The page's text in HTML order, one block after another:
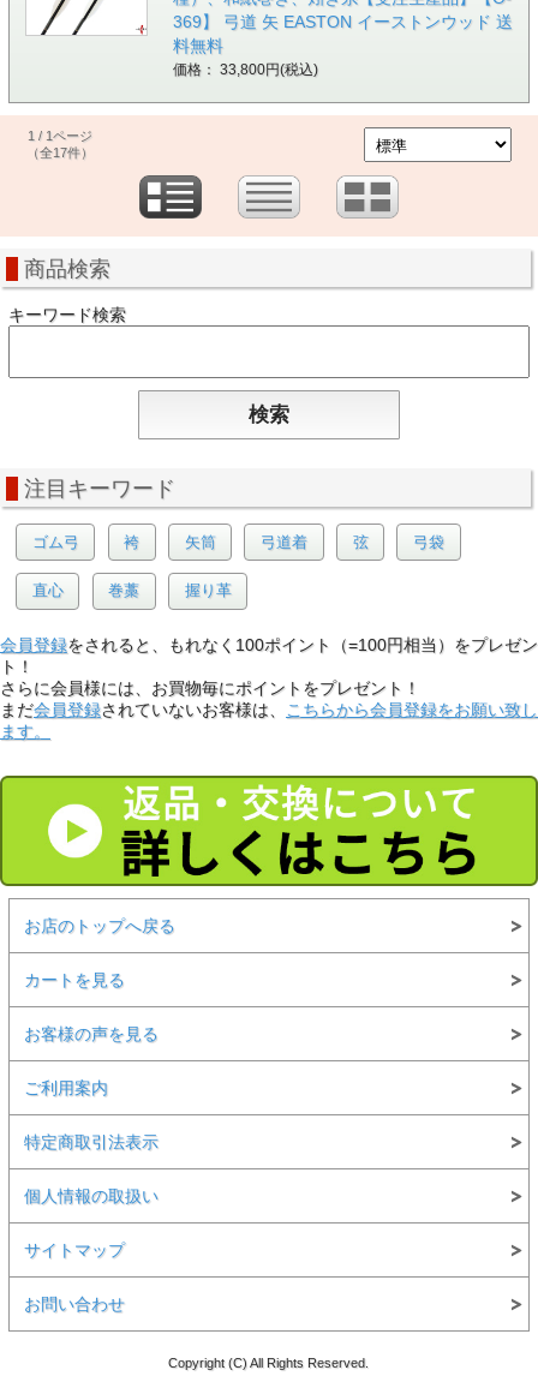
369】 弓道 矢 EASTON イーストンウッド 送
料無料
価格： 33,800円(税込)
1 / 1ページ
（全17件）
商品検索
キーワード検索
注目キーワード
ゴム弓 袴 矢筒 弓道着 弦 弓袋
直心 巻藁 握り革
会員登録をされると、もれなく100ポイント（=100円相当）をプレゼン
ト！
さらに会員様には、お買物毎にポイントをプレゼント！
まだ会員登録されていないお客様は、
こちらから会員登録をお願い致し
ます。
お店のトップへ戻る
カートを見る
お客様の声を見る
ご利用案内
特定商取引法表示
個人情報の取扱い
サイトマップ
お問い合わせ
Copyright (C) All Rights Reserved.